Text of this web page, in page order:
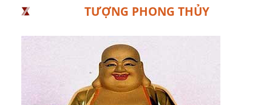
TƯỢNG PHONG THỦY